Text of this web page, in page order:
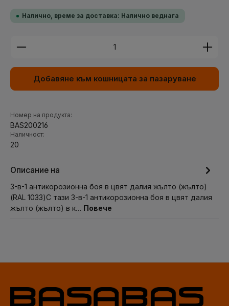
Налично, време за доставка: Налично веднага
Количество на продукта: Въведете желаната
Добавяне към кошницата за пазаруване
Номер на продукта:
BAS200216
Наличност:
20
Описание на
3-в-1 антикорозионна боя в цвят далия жълто (жълто)
(RAL 1033)С тази 3-в-1 антикорозионна боя в цвят далия
жълто (жълто) в к… Повече